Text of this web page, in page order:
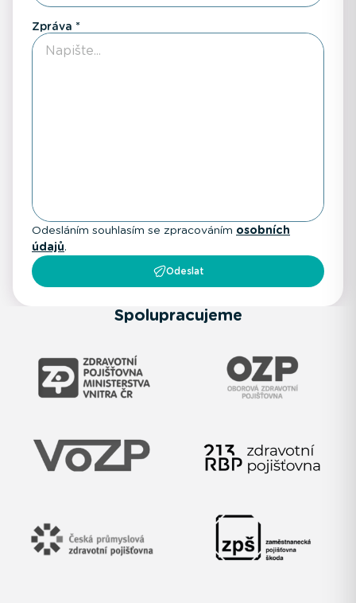
Zpráva
Odesláním souhlasím se zpracováním osobních
údajů.
Odeslat
Spolupracujeme